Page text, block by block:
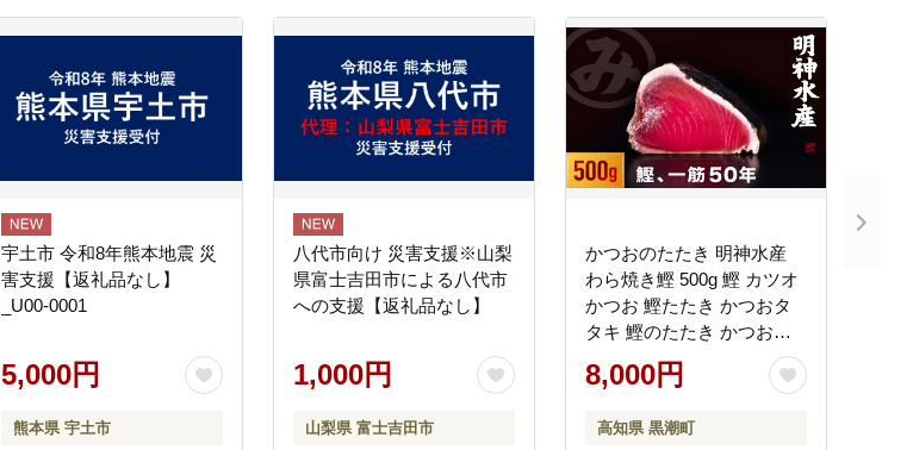
宇土市 令和8年熊本地震 災
害支援【返礼品なし】
_U00-0001
5,000円
熊本県 宇土市
八代市向け 災害支援※山梨
県富士吉田市による八代市
への支援【返礼品なし】
1,000円
山梨県 富士吉田市
かつおのたたき 明神水産
わら焼き鰹 500g 鰹 カツオ
かつお 鰹たたき かつおタ
タキ 鰹のたたき かつおの
タタキ 藁焼き わら焼き 魚
さかな 海鮮 刺身 お刺身 冷
ご当地 本場 高知 黒潮町 ギ
8,000円
高知県 黒潮町